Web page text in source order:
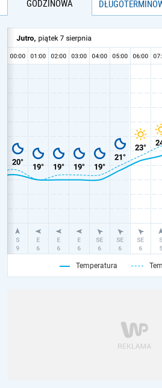
GODZINOWA
Temperatura